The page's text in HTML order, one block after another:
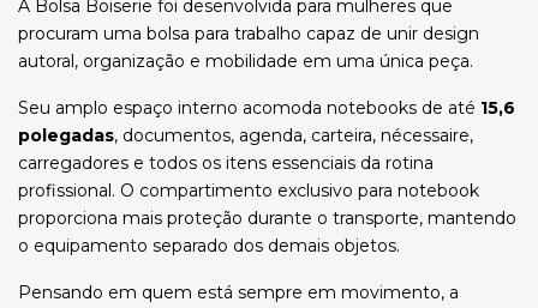
A Bolsa Boiserie foi desenvolvida para mulheres que
procuram uma bolsa para trabalho capaz de unir design
autoral, organização e mobilidade em uma única peça.
Seu amplo espaço interno acomoda notebooks de até 15,6
polegadas, documentos, agenda, carteira, nécessaire,
carregadores e todos os itens essenciais da rotina
profissional. O compartimento exclusivo para notebook
proporciona mais proteção durante o transporte, mantendo
o equipamento separado dos demais objetos.
Pensando em quem está sempre em movimento, a